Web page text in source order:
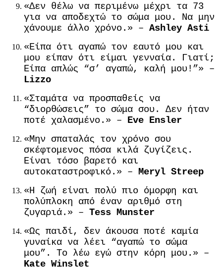
«Δεν θέλω να περιμένω μέχρι τα 73
για να αποδεχτώ το σώμα μου. Να μην
χάνουμε άλλο χρόνο.» – Ashley Asti
«Είπα ότι αγαπώ τον εαυτό μου και
μου είπαν ότι είμαι γενναία. Γιατί;
Είπα απλώς “σ’ αγαπώ, καλή μου!”» –
Lizzo
«Σταμάτα να προσπαθείς να
“διορθώσεις” το σώμα σου. Δεν ήταν
ποτέ χαλασμένο.» – Eve Ensler
«Μην σπαταλάς τον χρόνο σου
σκέφτομενος πόσα κιλά ζυγίζεις.
Είναι τόσο βαρετό και
αυτοκαταστροφικό.» – Meryl Streep
«Η ζωή είναι πολύ πιο όμορφη και
πολύπλοκη από έναν αριθμό στη
ζυγαριά.» – Tess Munster
«Ως παιδί, δεν άκουσα ποτέ καμία
γυναίκα να λέει “αγαπώ το σώμα
μου”. Το λέω εγώ στην κόρη μου.» –
Kate Winslet